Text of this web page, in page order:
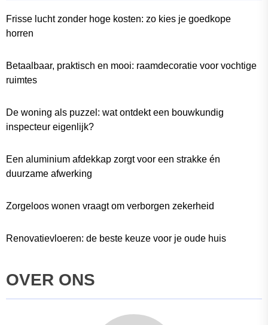
Frisse lucht zonder hoge kosten: zo kies je goedkope
horren
Betaalbaar, praktisch en mooi: raamdecoratie voor vochtige
ruimtes
De woning als puzzel: wat ontdekt een bouwkundig
inspecteur eigenlijk?
Een aluminium afdekkap zorgt voor een strakke én
duurzame afwerking
Zorgeloos wonen vraagt om verborgen zekerheid
Renovatievloeren: de beste keuze voor je oude huis
OVER ONS